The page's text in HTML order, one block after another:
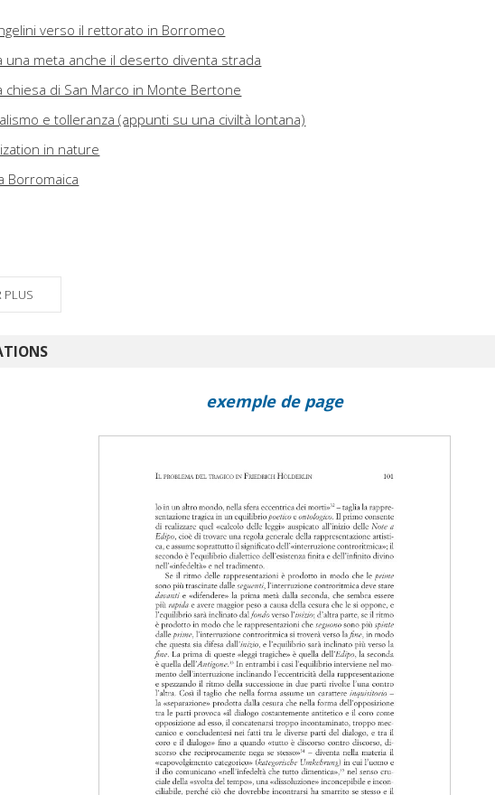
verso il rettorato in Borromeo
una meta anche il deserto diventa strada
chiesa di San Marco in Monte Bertone
e tolleranza (appunti su una civiltà lontana)
in nature
Borromaica
PLUS
exemple de page